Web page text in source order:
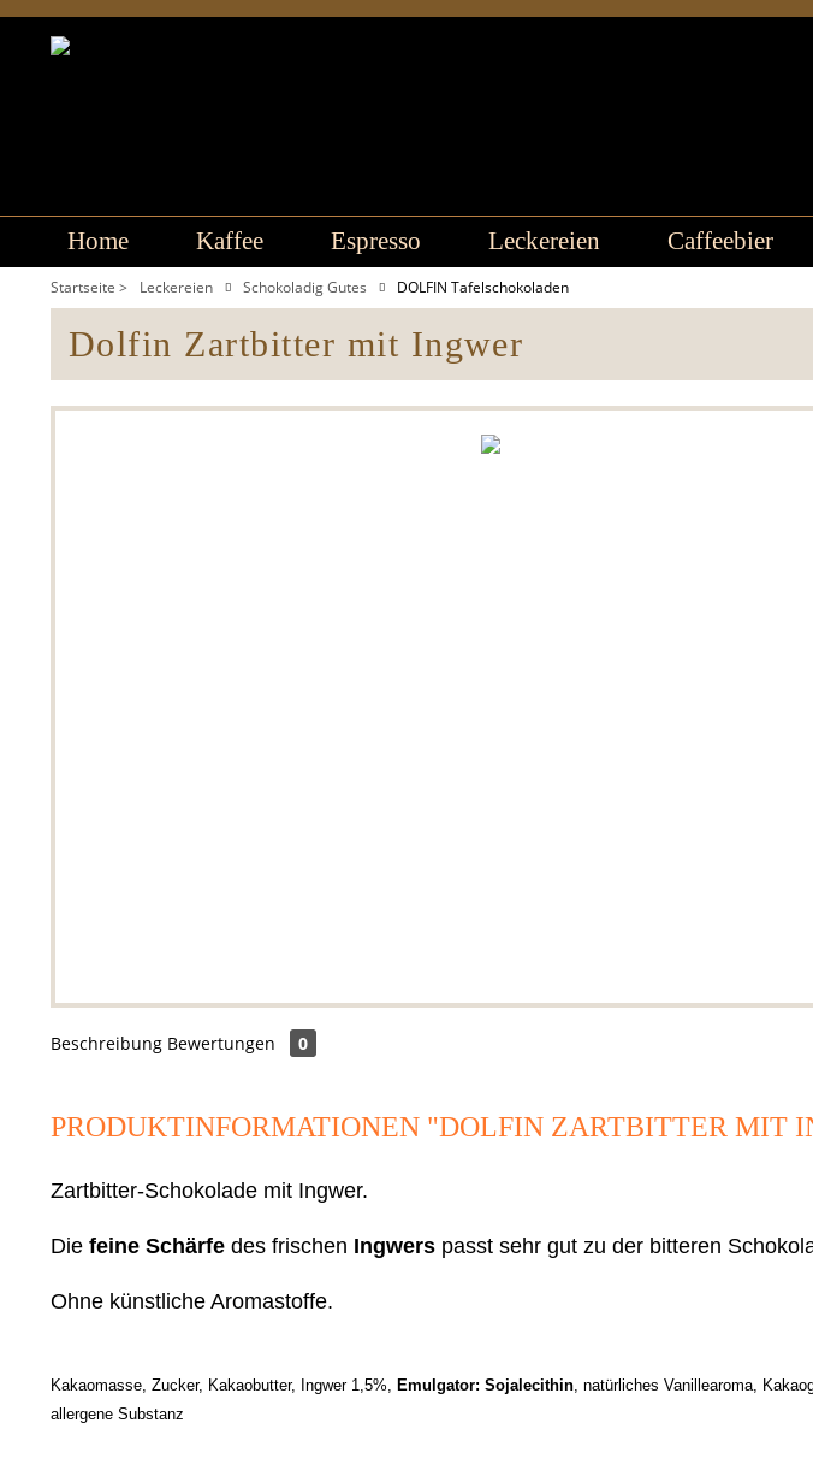
Home Kaffee Espresso Leckereien Caffeebier
Startseite > Leckereien Schokoladig Gutes DOLFIN Tafelschokoladen
Dolfin Zartbitter mit Ingwer
Beschreibung Bewertungen 0
PRODUKTINFORMATIONEN "DOLFIN ZARTBITTER MIT
Zartbitter-Schokolade mit Ingwer.
Die feine Schärfe des frischen Ingwers passt sehr gut zu der bitteren
Ohne künstliche Aromastoffe.
Kakaomasse, Zucker, Kakaobutter, Ingwer 1,5%, Emulgator: Sojalecithin, natürliches Vanillearoma,
allergene Substanz